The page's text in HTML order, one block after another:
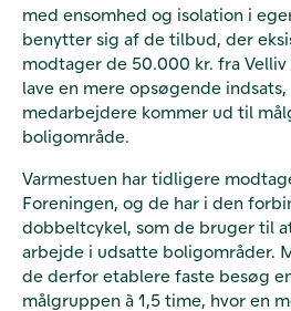
med ensomhed og isolation i
benytter sig af de tilbud, der
modtager de 50.000 kr. fra
lave en mere opsøgende
medarbejdere kommer ud til
boligområde.
Varmestuen har tidligere
Foreningen, og de har i den
dobbeltcykel, som de bruger til
arbejde i udsatte boligområder.
de derfor etablere faste besøg
målgruppen à 1,5 time, hvor en